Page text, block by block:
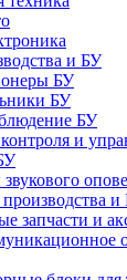
и БУ
БУ
БУ
БУ
и
запчасти и